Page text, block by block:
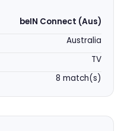
beIN Connect (Aus)
Australia
TV
8 match(s)